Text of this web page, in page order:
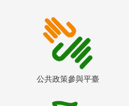
公共政策參與平臺